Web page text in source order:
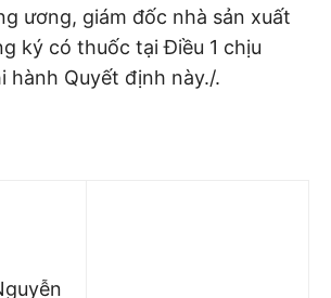
ương, giám đốc nhà sản xuất
ký có thuốc tại Điều 1 chịu
hành Quyết định này./.